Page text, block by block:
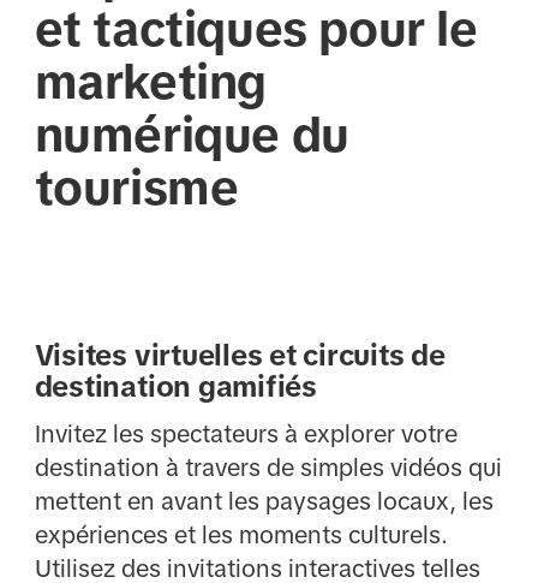
et tactiques pour le
marketing
numérique du
tourisme
Visites virtuelles et circuits de
destination gamifiés
Invitez les spectateurs à explorer votre
destination à travers de simples vidéos qui
mettent en avant les paysages locaux, les
expériences et les moments culturels.
Utilisez des invitations interactives telles